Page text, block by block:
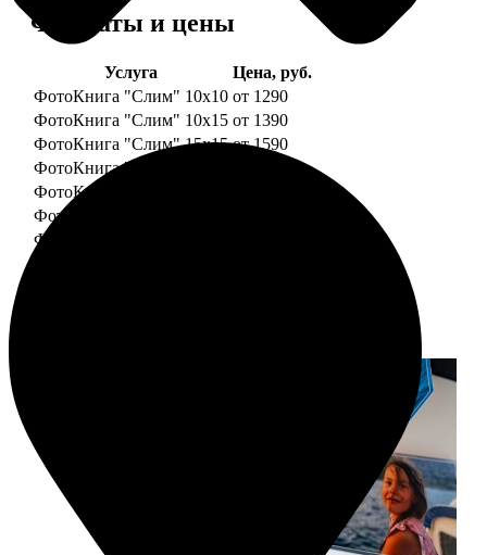
Форматы и цены
Услуга
Цена, руб.
ФотоКнига "Слим" 10x10 от 1290
ФотоКнига "Слим" 10x15 от 1390
ФотоКнига "Слим" 15x15 от 1590
ФотоКнига "Слим" 15x20
ФотоКнига "Слим" 20x20
ФотоКнига "Слим" 20x30
ФотоКнига "Слим" 25x25